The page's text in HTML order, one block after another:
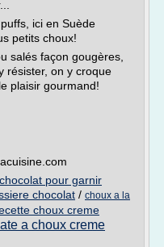
ici en Suède
petits choux!
salés façon gougères,
résister, on y croque
plaisir gourmand!
pour garnir
chocolat / choux a la
choux creme
a choux creme